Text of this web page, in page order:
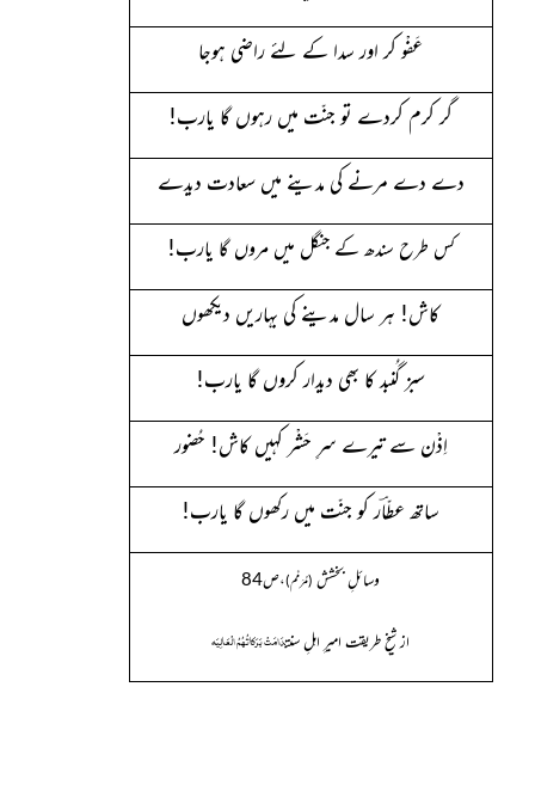
عَفْو کر اور سدا کے لئے راضی ہوجا
گر کرم کردے تو جنّت میں رہوں گا یارب!
دے دے مرنے کی مدینے میں سعادت دیدے
کس طرح سندھ کے جنگل میں مروں گا یارب!
کاش! ہر سال مدینے کی بہاریں دیکھوں
سبز گُنبد کا بھی دیدار کروں گا یارب!
اِذْن سے تیرے سرِ حَشْر کہیں کاش! حُضور
ساتھ عطّاؔر کو جنّت میں رکھوں گا یارب!
وسائلِ بخشش (مُرَمَّم)،ص84
از شیخِ طریقت امیرِ اہلِ سنتدَامَتْ بَرَکاتُہُمُ الْعَالِیَہ